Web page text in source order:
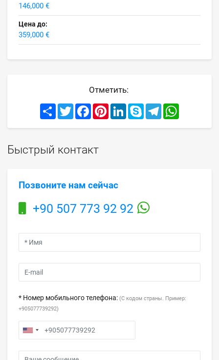
146,000 €
Цена до:
359,000 €
Отметить:
Share TwitterFacebookPinterestLinkedInSkype Telegram
Быстрый контакт
Позвоните нам сейчас
+90 507 773 92 92
* Номер мобильного телефона: (С кодом страны. Пример:
+905077739292)